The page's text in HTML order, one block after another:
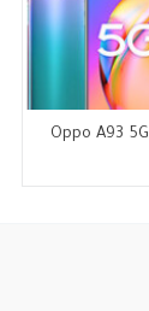
Oppo A93 5G